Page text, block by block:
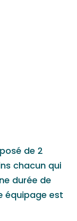
de 2
chacun qui
durée de
équipage est